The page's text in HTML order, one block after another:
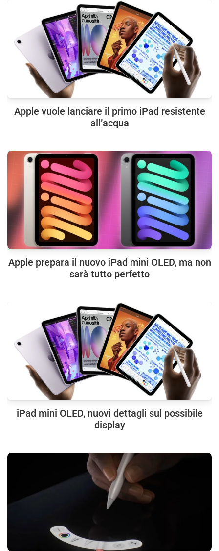
Apple vuole lanciare il primo iPad resistente
all’acqua
Apple prepara il nuovo iPad mini OLED, ma non
sarà tutto perfetto
iPad mini OLED, nuovi dettagli sul possibile
display